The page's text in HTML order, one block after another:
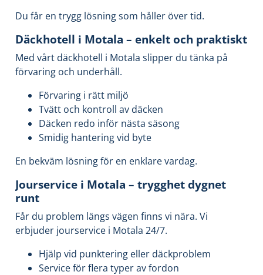
Du får en trygg lösning som håller över tid.
Däckhotell i Motala – enkelt och praktiskt
Med vårt däckhotell i Motala slipper du tänka på
förvaring och underhåll.
Förvaring i rätt miljö
Tvätt och kontroll av däcken
Däcken redo inför nästa säsong
Smidig hantering vid byte
En bekväm lösning för en enklare vardag.
Jourservice i Motala – trygghet dygnet
runt
Får du problem längs vägen finns vi nära. Vi
erbjuder jourservice i Motala 24/7.
Hjälp vid punktering eller däckproblem
Service för flera typer av fordon